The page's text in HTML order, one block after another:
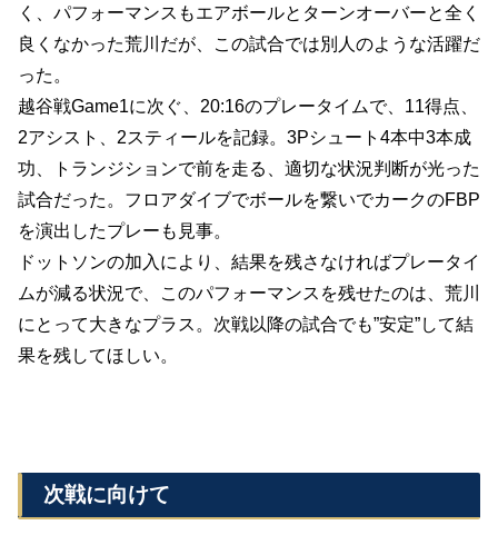
く、パフォーマンスもエアボールとターンオーバーと全く
良くなかった荒川だが、この試合では別人のような活躍だ
った。
越谷戦Game1に次ぐ、20:16のプレータイムで、11得点、
2アシスト、2スティールを記録。3Pシュート4本中3本成
功、トランジションで前を走る、適切な状況判断が光った
試合だった。フロアダイブでボールを繋いでカークのFBP
を演出したプレーも見事。
ドットソンの加入により、結果を残さなければプレータイ
ムが減る状況で、このパフォーマンスを残せたのは、荒川
にとって大きなプラス。次戦以降の試合でも”安定”して結
果を残してほしい。
次戦に向けて